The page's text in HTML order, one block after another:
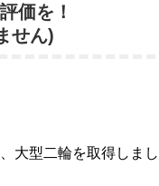
価を！
せん)
大型二輪を取得しま